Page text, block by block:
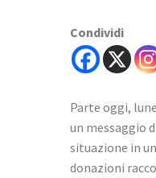
Condividi
Parte oggi,
un messaggio
situazione in
donazioni